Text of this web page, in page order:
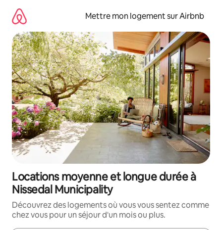
directement
contenu
Mettre mon logement sur Airbnb
Locations moyenne et longue durée à
Nissedal Municipality
Découvrez des logements où vous vous sentez comme
chez vous pour un séjour d'un mois ou plus.